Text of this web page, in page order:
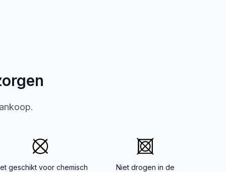
geschikt voor chemisch
Niet drogen in de